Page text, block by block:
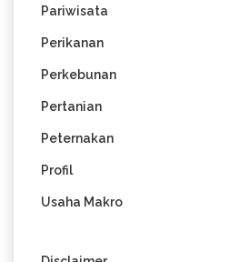
Pariwisata
Perikanan
Perkebunan
Pertanian
Peternakan
Profil
Usaha Makro